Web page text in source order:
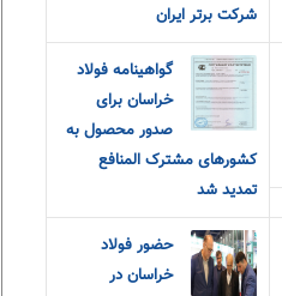
شرکت برتر ایران
گواهینامه فولاد
خراسان برای
صدور محصول به
کشورهای مشترک المنافع
تمدید شد
حضور فولاد
خراسان در